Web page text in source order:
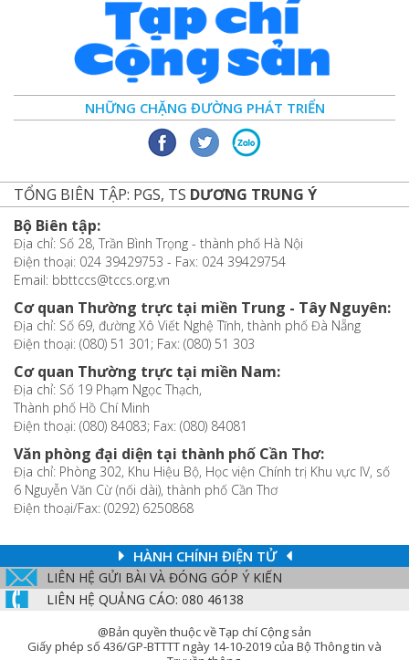
NHỮNG CHẶNG ĐƯỜNG PHÁT TRIỂN
TỔNG BIÊN TẬP: PGS, TS DƯƠNG TRUNG Ý
Bộ Biên tập:
Địa chỉ: Số 28, Trần Bình Trọng - thành phố Hà Nội
Điện thoại: 024 39429753 - Fax: 024 39429754
Email: bbttccs@tccs.org.vn
Cơ quan Thường trực tại miền Trung - Tây Nguyên:
Địa chỉ: Số 69, đường Xô Viết Nghệ Tĩnh, thành phố Đà Nẵng
Điện thoại: (080) 51 301; Fax: (080) 51 303
Cơ quan Thường trực tại miền Nam:
Địa chỉ: Số 19 Phạm Ngọc Thạch,
Thành phố Hồ Chí Minh
Điện thoại: (080) 84083; Fax: (080) 84081
Văn phòng đại diện tại thành phố Cần Thơ:
Địa chỉ: Phòng 302, Khu Hiệu Bộ, Học viện Chính trị Khu vực IV, số
6 Nguyễn Văn Cừ (nối dài), thành phố Cần Thơ
Điện thoại/Fax: (0292) 6250868
HÀNH CHÍNH ĐIỆN TỬ
LIÊN HỆ GỬI BÀI VÀ ĐÓNG GÓP Ý KIẾN
LIÊN HỆ QUẢNG CÁO: 080 46138
@Bản quyền thuộc về Tạp chí Cộng sản
Giấy phép số 436/GP-BTTTT ngày 14-10-2019 của Bộ Thông tin và